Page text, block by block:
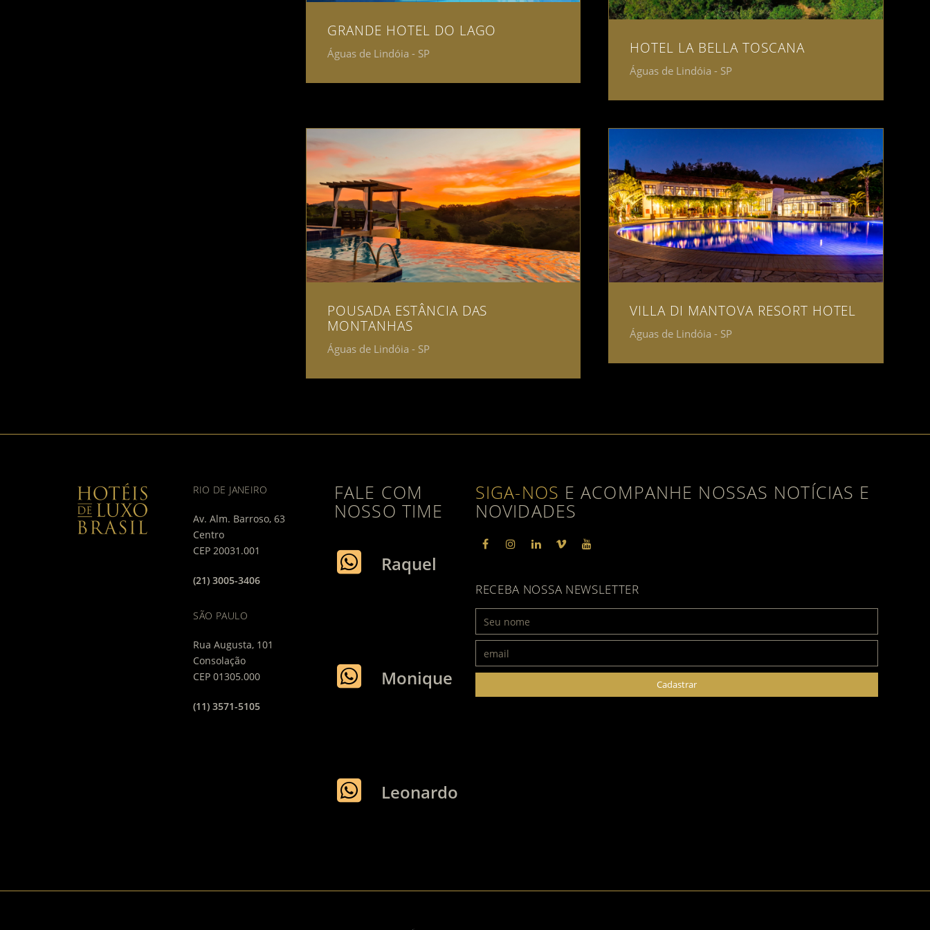
GRANDE HOTEL DO LAGO
Águas de Lindóia - SP HOTEL LA BELLA TOSCANA
Águas de Lindóia - SP
POUSADA ESTÂNCIA DAS
MONTANHAS
Águas de Lindóia - SP
VILLA DI MANTOVA RESORT HOTEL
Águas de Lindóia - SP
RIO DE JANEIRO
Av. Alm. Barroso, 63
Centro
CEP 20031.001
(21) 3005-3406
SÃO PAULO
Rua Augusta, 101
Consolação
CEP 01305.000
(11) 3571-5105
FALE COM
NOSSO TIME
Raquel
Monique
Leonardo
SIGA-NOS E ACOMPANHE NOSSAS NOTÍCIAS E
NOVIDADES
facebookinstagram
linkedinvimeo
RECEBA NOSSA NEWSLETTER